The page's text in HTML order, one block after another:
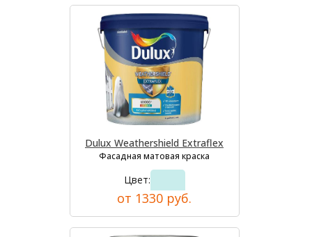
Dulux Weathershield Extraflex
Фасадная матовая краска
Цвет:
от 1330 руб.